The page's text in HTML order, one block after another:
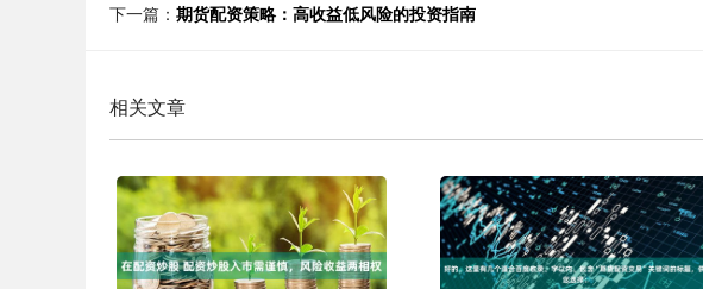
下一篇： 期货配资策略：高收益低风险的投资指南
相关文章